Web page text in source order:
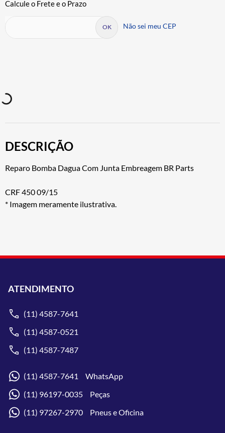
Não sei meu CEP
DESCRIÇÃO
Reparo Bomba Dagua Com Junta Embreagem BR Parts
CRF 450 09/15
* Imagem meramente ilustrativa.
ATENDIMENTO
(11) 4587-7641
(11) 4587-0521
(11) 4587-7487
(11) 4587-7641 WhatsApp
(11) 96197-0035 Peças
(11) 97267-2970 Pneus e Oficina